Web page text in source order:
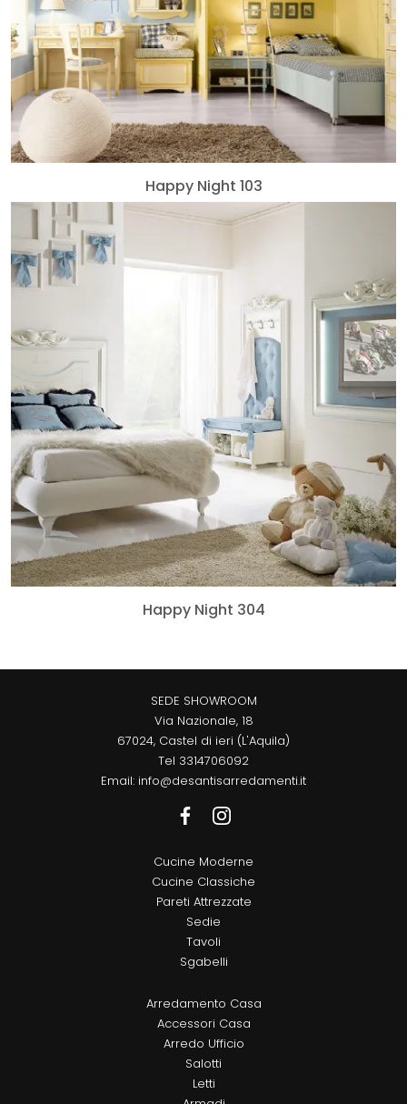
Happy Night 103
Happy Night 304
SEDE SHOWROOM
Via Nazionale, 18
67024, Castel di ieri (L'Aquila)
Tel 3314706092
Email: info@desantisarredamenti.it
Cucine Moderne
Cucine Classiche
Pareti Attrezzate
Sedie
Tavoli
Sgabelli
Arredamento Casa
Accessori Casa
Arredo Ufficio
Salotti
Letti